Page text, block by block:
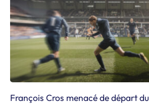
François Cros menacé de départ